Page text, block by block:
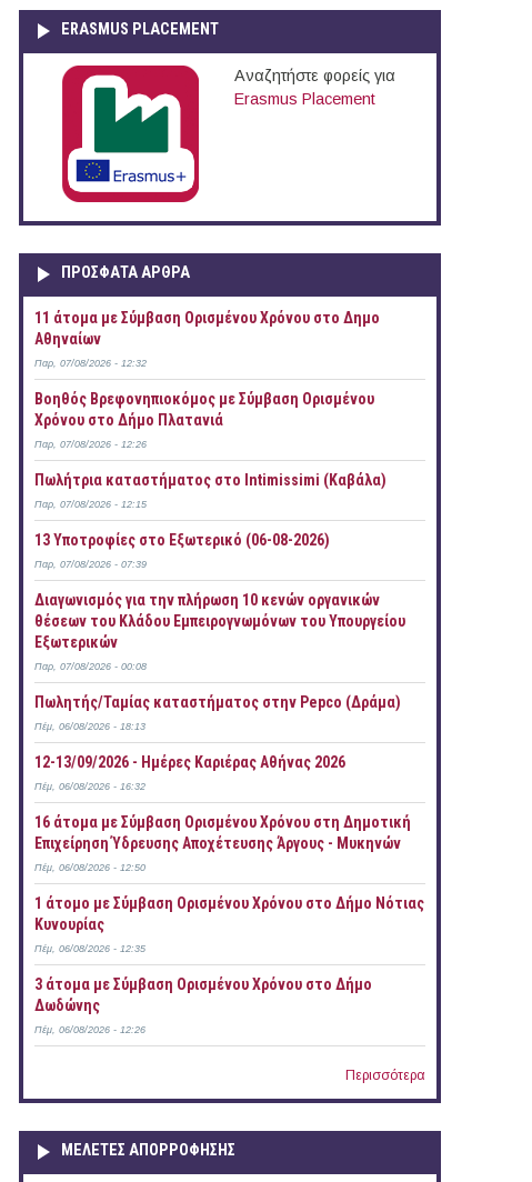
ERASMUS PLACEMENT
Αναζητήστε φορείς για
Erasmus Placement
ΠΡOΣΦΑΤΑ AΡΘΡΑ
11 άτομα με Σύμβαση Ορισμένου Χρόνου στο Δημο
Αθηναίων
Παρ, 07/08/2026 - 12:32
Βοηθός Βρεφονηπιοκόμος με Σύμβαση Ορισμένου
Χρόνου στο Δήμο Πλατανιά
Παρ, 07/08/2026 - 12:26
Πωλήτρια καταστήματος στο Intimissimi (Καβάλα)
Παρ, 07/08/2026 - 12:15
13 Υποτροφίες στο Εξωτερικό (06-08-2026)
Παρ, 07/08/2026 - 07:39
Διαγωνισμός για την πλήρωση 10 κενών οργανικών
θέσεων του Κλάδου Εμπειρογνωμόνων του Υπουργείου
Εξωτερικών
Παρ, 07/08/2026 - 00:08
Πωλητής/Ταμίας καταστήματος στην Pepco (Δράμα)
Πέμ, 06/08/2026 - 18:13
12-13/09/2026 - Ημέρες Καριέρας Αθήνας 2026
Πέμ, 06/08/2026 - 16:32
16 άτομα με Σύμβαση Ορισμένου Χρόνου στη Δημοτική
Επιχείρηση Ύδρευσης Αποχέτευσης Άργους - Μυκηνών
Πέμ, 06/08/2026 - 12:50
1 άτομο με Σύμβαση Ορισμένου Χρόνου στο Δήμο Νότιας
Κυνουρίας
Πέμ, 06/08/2026 - 12:35
3 άτομα με Σύμβαση Ορισμένου Χρόνου στο Δήμο
Δωδώνης
Πέμ, 06/08/2026 - 12:26
Περισσότερα
ΜΕΛΕΤΕΣ ΑΠΟΡΡΟΦΗΣΗΣ